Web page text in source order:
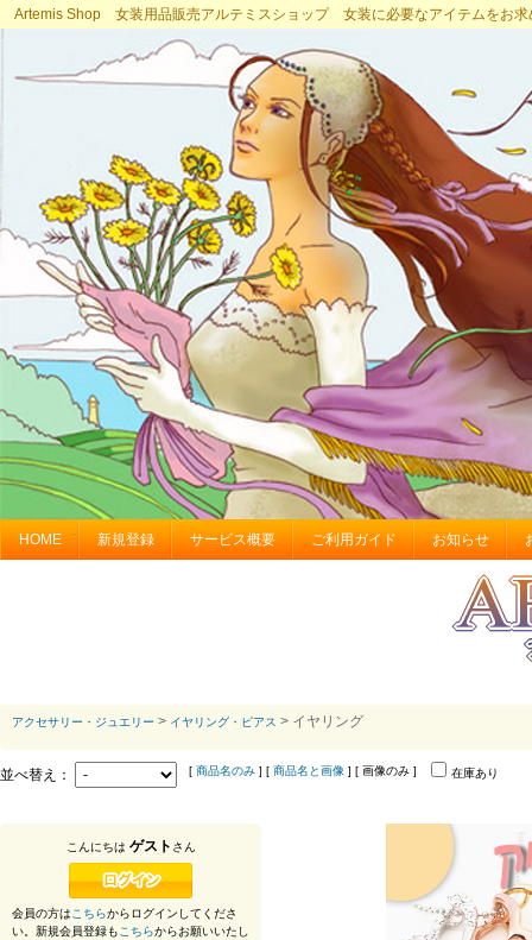
Artemis Shop 女装用品販売アルテミスショップ 女装に必要なアイテムをお求
HOME 新規登録 サービス概要 ご利用ガイド お知らせ
アクセサリー・ジュエリー > イヤリング・ピアス > イヤリング
並べ替え： [ 商品名のみ ] [ 商品名と画像 ] [ 画像のみ ] 在庫あり
こんにちは ゲスト さん
会員の方はこちらからログインしてくださ
い。新規会員登録もこちらからお願いいたし